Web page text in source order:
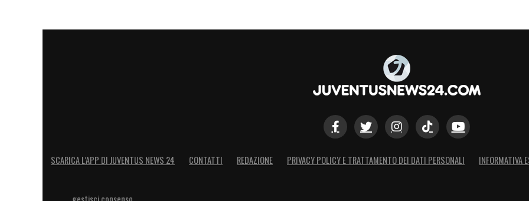
SCARICA L’APP DI JUVENTUS NEWS 24 CONTATTI REDAZIONE PRIVACY POLICY E TRATTAMENTO DEI DATI PERSONALI INFORMATIVA